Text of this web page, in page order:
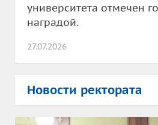
университета отмечен
наградой.
27.07.2026
Новости ректората